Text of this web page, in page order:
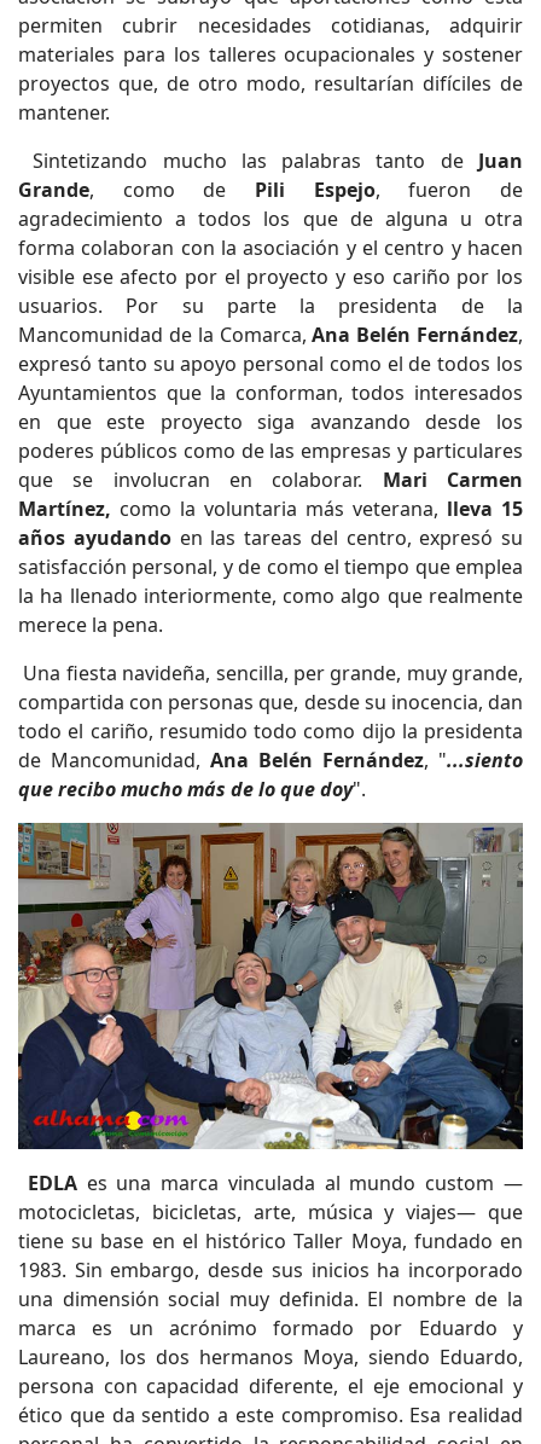
permiten cubrir necesidades cotidianas, adquirir
materiales para los talleres ocupacionales y sostener
proyectos que, de otro modo, resultarían difíciles de
mantener.
Sintetizando mucho las palabras tanto de Juan
Grande, como de Pili Espejo, fueron de
agradecimiento a todos los que de alguna u otra
forma colaboran con la asociación y el centro y hacen
visible ese afecto por el proyecto y eso cariño por los
usuarios. Por su parte la presidenta de la
Mancomunidad de la Comarca,Ana Belén Fernández,
expresó tanto su apoyo personal como el de todos los
Ayuntamientos que la conforman, todos interesados
en que este proyecto siga avanzando desde los
poderes públicos como de las empresas y particulares
que se involucran en colaborar. Mari Carmen
Martínez, como la voluntaria más veterana, lleva 15
años ayudandoen las tareas del centro, expresó su
satisfacción personal, y de como el tiempo que emplea
la ha llenado interiormente, como algo que realmente
merece la pena.
Una fiesta navideña, sencilla, per grande, muy grande,
compartida con personas que, desde su inocencia, dan
todo el cariño, resumido todo como dijo la presidenta
de Mancomunidad, Ana Belén Fernández, "...siento
que recibo mucho más de lo que doy".
EDLAes una marca vinculada al mundo custom —
motocicletas, bicicletas, arte, música y viajes— que
tiene su base en el histórico Taller Moya, fundado en
1983. Sin embargo, desde sus inicios ha incorporado
una dimensión social muy definida. El nombre de la
marca es un acrónimo formado por Eduardo y
Laureano, los dos hermanos Moya, siendo Eduardo,
persona con capacidad diferente, el eje emocional y
ético que da sentido a este compromiso. Esa realidad